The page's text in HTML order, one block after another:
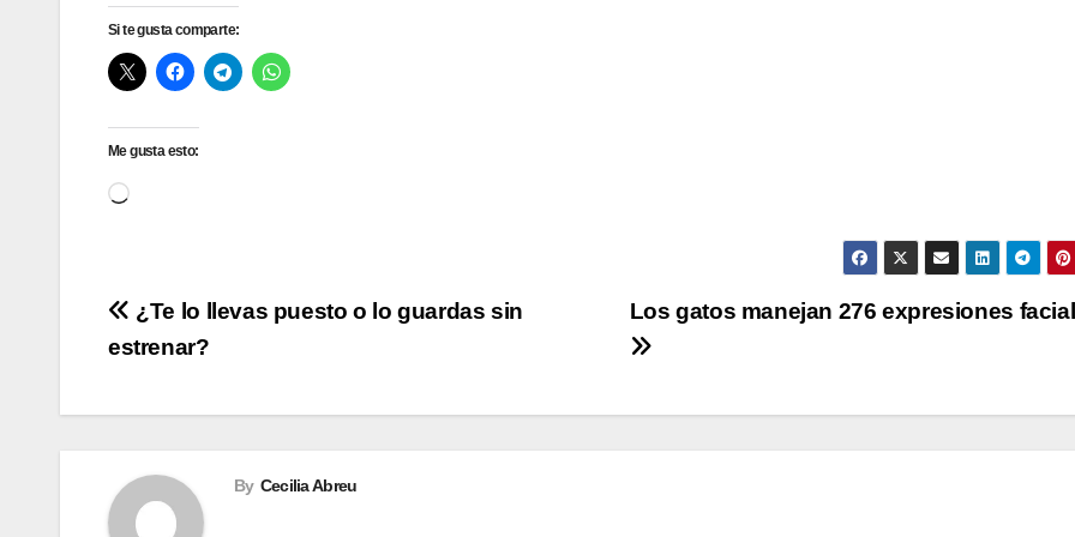
Si te gusta comparte:
Me gusta esto:
Cargando...
Navegación
de
entradas
Los gatos manejan 276 expresiones
¿Te lo llevas puesto o lo guardas sin
estrenar?
By Cecilia Abreu